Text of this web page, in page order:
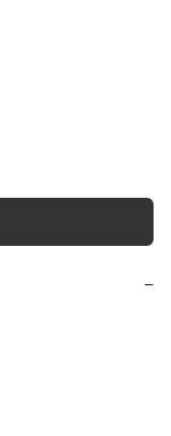
−